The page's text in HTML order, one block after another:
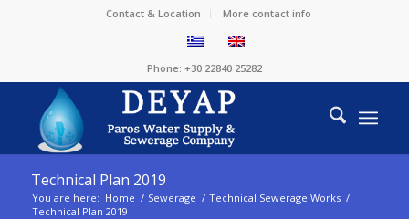
Contact & Location More contact info
Phone: +30 22840 25282
Technical Plan 2019
You are here: Home / Sewerage / Technical Sewerage Works /
Technical Plan 2019